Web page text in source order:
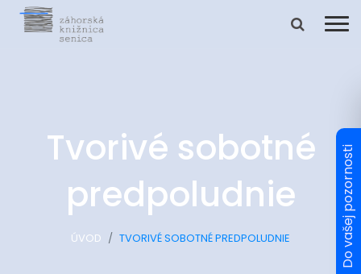
Tvorivé sobotné
predpoludnie
ÚVOD TVORIVÉ SOBOTNÉ PREDPOLUDNIE